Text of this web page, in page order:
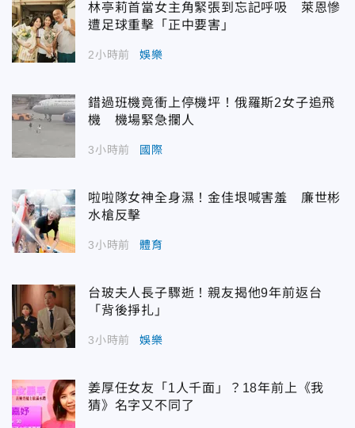
林亭莉首當女主角緊張到忘記呼吸 萊恩慘
遭足球重擊「正中要害」
2小時前 娛樂
錯過班機竟衝上停機坪！俄羅斯2女子追飛
機 機場緊急攔人
3小時前 國際
啦啦隊女神全身濕！金佳垠喊害羞 廉世彬
水槍反擊
3小時前 體育
台玻夫人長子驟逝！親友揭他9年前返台
「背後掙扎」
3小時前 娛樂
姜厚任女友「1人千面」？18年前上《我
猜》名字又不同了